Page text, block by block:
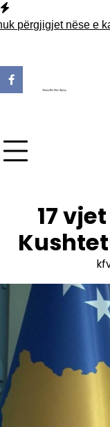
Skip
to
nëse e ka
17